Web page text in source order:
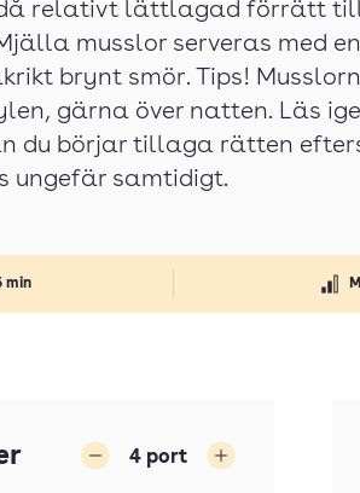
min
relativt lättlagad förrätt
musslor serveras med
brynt smör. Tips!
gärna över natten. Läs
du börjar tillaga rätten
ungefär samtidigt.
4 port